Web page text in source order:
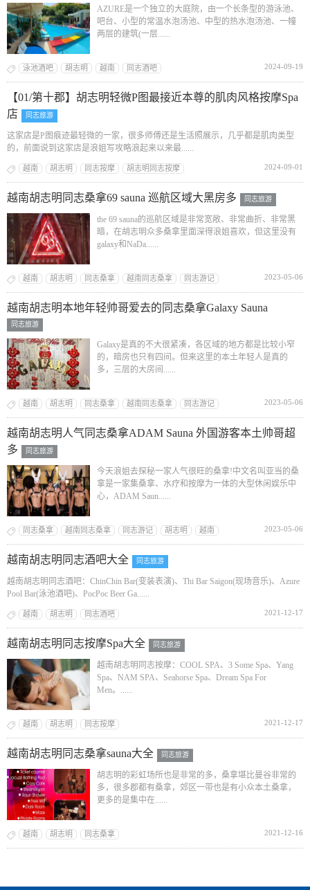
AZURE是一个独立的大庭院，由一个长条型的游泳池、
吧台、小型的常温水泡汤池、中型的热水泡汤池、一幢
两层的建筑(一层......
泳池酒吧 胡志明 越南 同志酒吧 2024-09-19
【01/第十郡】胡志明轻微P图最接近本尊的肌肉风格按摩Spa
店
同志旅游
这家店是P图痕迹最轻微的一家，很多师傅还是生活照展示，几乎都是肌肉类型
的，前面说到这家店是浪姐写攻略浪起来以来最......
越南 胡志明 同志按摩 胡志明同志按摩 2024-09-01
越南胡志明同志桑拿69 sauna 巡航区域大黑房多 同志旅游
the 69 sauna的巡航区域是非常宽敞、非常曲折、非常黑
暗，在胡志明众多桑拿里面深得浪姐喜欢，但这里没有
galaxy和NaDa......
越南 胡志明 同志桑拿 越南同志桑拿 同志游记 2023-05-06
越南胡志明本地年轻帅哥爱去的同志桑拿Galaxy Sauna
同志旅游
Galaxy是真的不大很紧凑，各区域的地方都是比较小窄
的，暗房也只有四间。但来这里的本土年轻人是真的
多，三层的大房间......
越南 胡志明 同志桑拿 越南同志桑拿 同志游记 2023-05-06
越南胡志明人气同志桑拿ADAM Sauna 外国游客本土帅哥超
多
同志旅游
今天浪姐去探秘一家人气很旺的桑拿!中文名叫亚当的桑
拿是一家集桑拿、水疗和按摩为一体的大型休闲娱乐中
心，ADAM Saun......
同志桑拿 越南同志桑拿 同志游记 胡志明 越南 2023-05-06
越南胡志明同志酒吧大全 同志旅游
越南胡志明同志酒吧：ChinChin Bar(变装表演)、Thi Bar Saigon(现场音乐)、Azure
Pool Bar(泳池酒吧)、PocPoc Beer Ga......
越南 胡志明 同志酒吧 2021-12-17
越南胡志明同志按摩Spa大全 同志旅游
越南胡志明同志按摩：COOL SPA、3 Some Spa、Yang
Spa、NAM SPA、Seahorse Spa、Dream Spa For
Men。......
越南 胡志明 同志按摩 2021-12-17
越南胡志明同志桑拿sauna大全 同志旅游
胡志明的彩虹场所也是非常的多，桑拿堪比曼谷非常的
多，很多郡都有桑拿，郊区一带也是有小众本土桑拿，
更多的是集中在......
越南 胡志明 同志桑拿 2021-12-16